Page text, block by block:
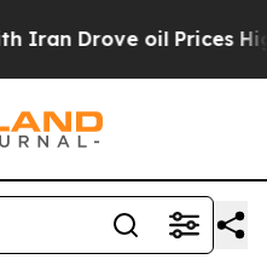
Drove oil Prices